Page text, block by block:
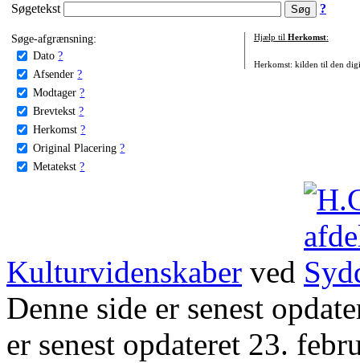
Søgetekst ?
Søge-afgrænsning:
Dato ?
Afsender ?
Modtager ?
Brevtekst ?
Herkomst ?
Original Placering ?
Metatekst ?
Hjælp til Herkomst:
Herkomst: kilden til den
Kulturvidenskaber ved
Denne side er senest
er senest opdateret 23.